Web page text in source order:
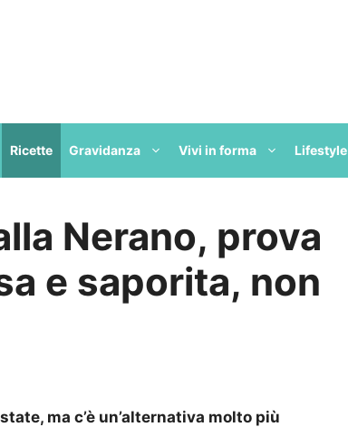
Ricette Gravidanza Vivi in forma Lifestyle
Nerano, prova
e saporita, non
ma c’è un’alternativa molto più